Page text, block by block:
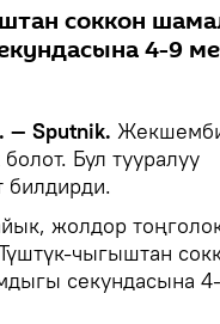
соккон
4-9
— Sputnik.
Бул тууралуу
билдирди.
жолдор
чыгыштан
секундасына